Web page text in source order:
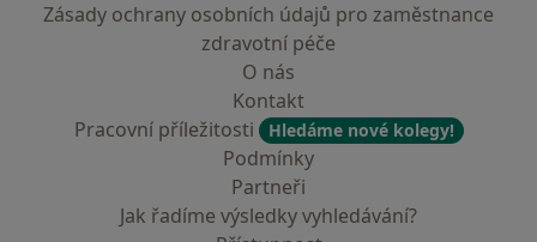
Zásady ochrany osobních údajů pro zaměstnance
zdravotní péče
O nás
Kontakt
Pracovní příležitosti
Hledáme nové kolegy!
Podmínky
Partneři
Jak řadíme výsledky vyhledávání?